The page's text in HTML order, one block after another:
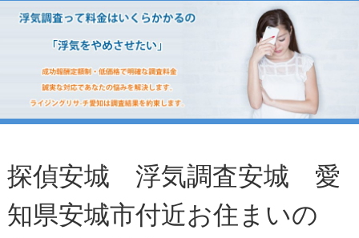
探偵安城 浮気調査安城 愛
知県安城市付近お住まいの